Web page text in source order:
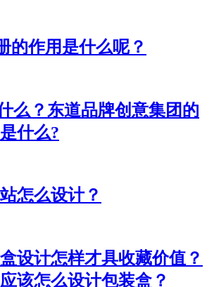
的作用是什么呢？
么？东道品牌创意集团的
什么?
怎么设计？
设计怎样才具收藏价值？
该怎么设计包装盒？